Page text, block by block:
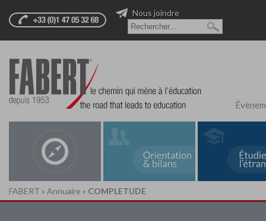
Nous joindre
FABERT » Annuaire » COMPLETUDE